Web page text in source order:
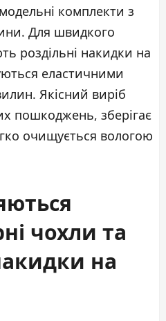
комплекти з
Для швидкого
роздільні накидки на
еластичними
Якісний виріб
пошкоджень, зберігає
очищується вологою
чохли та
на